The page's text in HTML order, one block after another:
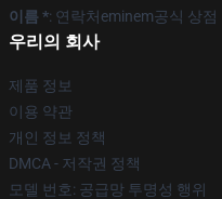
이름 *: 연락처eminem공식 상점
우리의 회사
제품 정보
이용 약관
개인 정보 정책
DMCA - 저작권 정책
모델 번호: 공급망 투명성 행위